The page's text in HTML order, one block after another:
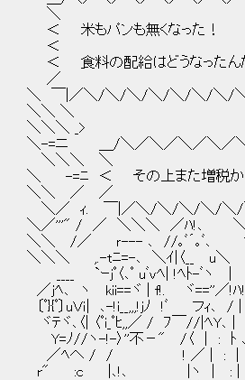
＼
＜ 米もパンも無く
＜
＜ 食料の配給はどうなった
／
＼ ￣|／＼/＼/＼/＼/＼/＼/
＼
＼＼＼ _> ＜ 冬に
＼-=ニ ＿/＼／
＼＼＼ ＼ ／ ￣|
＼ -=ﾆ ＜ その上
＼＼ ／ ／
＼／ ｨ. ￣|／＼/＼/＼/＼/
＼／'''" / ／ ＼＼＼ ／ﾊ!､ ＼
＼＼ /／ ｒ--- ､ //｡ﾞ´｡ﾞ､
＼＼＼ ,.-tﾆ=-､ ＼ｲ|〈__ u
____ `ｰｊﾟ〈､ﾟ uﾞｖﾍ| !ﾍﾄ-ﾞ
／ｊﾍ､ ヽ kii==ヾ | f!. ヾ==''
〔ﾟ}{ﾟ〕uＶｉ| ､-!i__,,,!ｊ
ヾﾃヾ､〈| 〈ﾟi_ﾟﾋ,,／ /
Y=ﾉ//ヽ-!-〉''不－" /〈
／ﾍへ / / ! ／ | : |
r" :c |､!､ |ヽ | : | /